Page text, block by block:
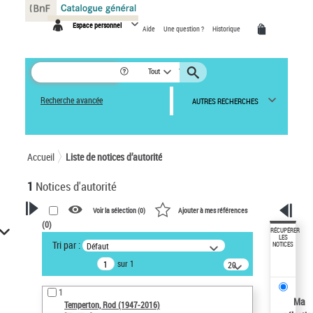
Espace personnel Aide Une question ? Historique
Tout
Recherche avancée AUTRES RECHERCHES
Accueil Liste de notices d’autorité
1 Notices d'autorité
VOTRE RECHERCHE
Recherche avancée dans les
notices d’autorité
Œuvres liées à l'auteur :
Temperton, Rod (1947-2016)
Voir la sélection (0) Ajouter à mes références
(0)
Tri par : Défaut
sur 1
20
résultats/page
1
Temperton, Rod (1947-2016)
RÉCUPÉRER
LES
NOTICES
Ma
Panneau de gestion des cookies